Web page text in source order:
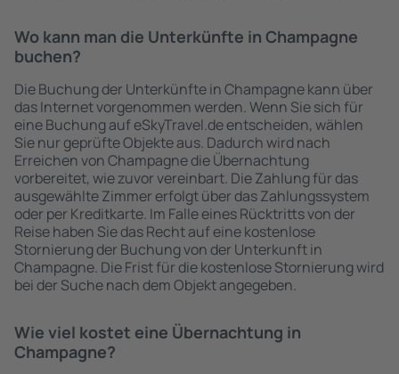
Wo kann man die Unterkünfte in Champagne
buchen?
Die Buchung der Unterkünfte in Champagne kann über
das Internet vorgenommen werden. Wenn Sie sich für
eine Buchung auf eSkyTravel.de entscheiden, wählen
Sie nur geprüfte Objekte aus. Dadurch wird nach
Erreichen von Champagne die Übernachtung
vorbereitet, wie zuvor vereinbart. Die Zahlung für das
ausgewählte Zimmer erfolgt über das Zahlungssystem
oder per Kreditkarte. Im Falle eines Rücktritts von der
Reise haben Sie das Recht auf eine kostenlose
Stornierung der Buchung von der Unterkunft in
Champagne. Die Frist für die kostenlose Stornierung wird
bei der Suche nach dem Objekt angegeben.
Wie viel kostet eine Übernachtung in
Champagne?